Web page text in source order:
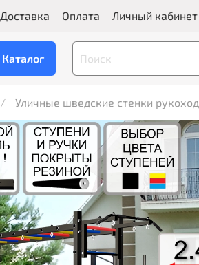
Доставка Оплата Личный кабинет
Каталог
Уличные шведские стенки рукоход